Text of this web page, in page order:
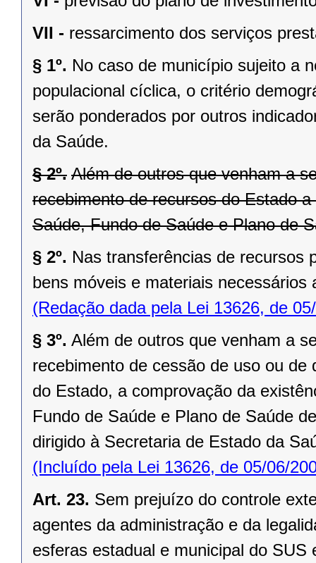
VII - ressarcimento dos serviços
§ 1º. No caso de município sujeito a
populacional cíclica, o critério
serão ponderados por outros
da Saúde.
§ 2º. Além de outros que venham a
recebimento de recursos do Estado
Saúde, Fundo de Saúde e Plano de
§ 2º. Nas transferências de recursos
bens móveis e materiais necessários
(Redação dada pela Lei 13626, de
§ 3º. Além de outros que venham a
recebimento de cessão de uso ou
do Estado, a comprovação da
Fundo de Saúde e Plano de Saúde
dirigido à Secretaria de Estado da
(Incluído pela Lei 13626, de 05/06/
Art. 23. Sem prejuízo do controle
agentes da administração e da
esferas estadual e municipal do